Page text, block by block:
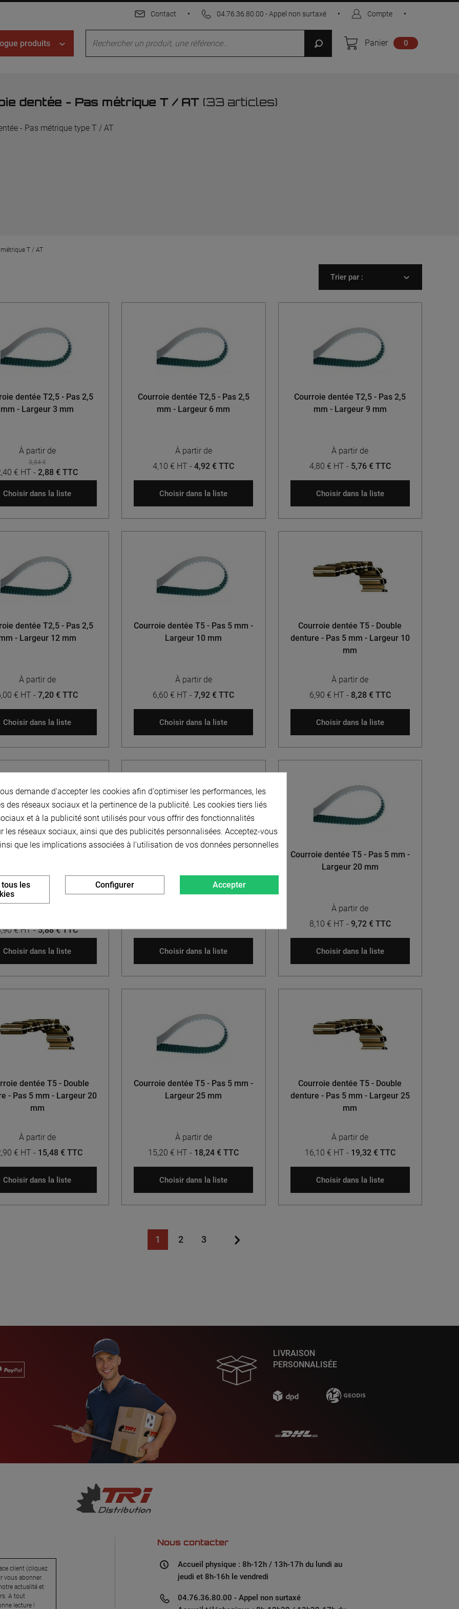
produits Panier 0
Contact • 04.76.36.80.00 - Appel non surtaxé • Compte •
dentée - Pas métrique T / AT (33 articles)
- Pas métrique type T / AT
T / AT
Trier par :
dentée T2,5 - Pas 2,5
mm - Largeur 3 mm
À partir de
3,84 €
€ HT - 2,88 € TTC
Choisir dans la liste
Courroie dentée T2,5 - Pas 2,5
mm - Largeur 6 mm
À partir de
4,10 € HT -4,92 € TTC
Choisir dans la liste
Courroie dentée T2,5 - Pas 2,5
mm - Largeur 9 mm
À partir de
4,80 € HT - 5,76 € TTC
Choisir dans la liste
dentée T2,5 - Pas 2,5
- Largeur 12 mm
À partir de
€ HT -7,20 € TTC
Choisir dans la liste
Courroie dentée T5 - Pas 5 mm -
Largeur 10 mm
À partir de
6,60 € HT -7,92 € TTC
Choisir dans la liste
Courroie dentée T5 - Double
denture - Pas 5 mm - Largeur 10
mm
À partir de
6,90 € HT - 8,28 € TTC
Choisir dans la liste
€ HT -5,88 € TTC
Choisir dans la liste Choisir dans la liste
Courroie dentée T5 - Pas 5 mm -
Largeur 20 mm
À partir de
8,10 € HT - 9,72 € TTC
Choisir dans la liste
dentée T5 - Double
- Pas 5 mm - Largeur 20
mm
À partir de
€ HT - 15,48 € TTC
Choisir dans la liste
Courroie dentée T5 - Pas 5 mm -
Largeur 25 mm
À partir de
15,20 € HT - 18,24 € TTC
Choisir dans la liste
Courroie dentée T5 - Double
denture - Pas 5 mm - Largeur 25
mm
À partir de
16,10 € HT - 19,32 € TTC
Choisir dans la liste
1 2 3
LIVRAISON
PERSONNALISÉE
client (cliquez
vous abonner.
actualité et
A tout
lecture !
Nous contacter
Accueil physique : 8h-12h / 13h-17h du lundi au
jeudi et 8h-16h le vendredi
04.76.36.80.00 - Appel non surtaxé
demande d'accepter les cookies afin d'optimiser les performances, les
des réseaux sociaux et la pertinence de la publicité. Les cookies tiers liés
et à la publicité sont utilisés pour vous offrir des fonctionnalités
les réseaux sociaux, ainsi que des publicités personnalisées. Acceptez-vous
que les implications associées à l'utilisation de vos données personnelles
Accepter
les
Configurer